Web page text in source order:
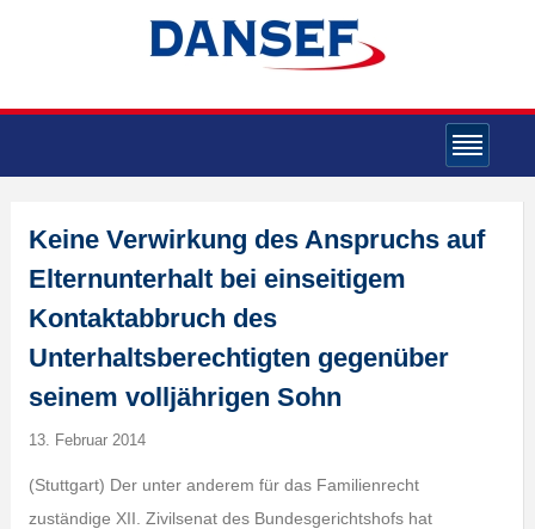
Keine Verwirkung des Anspruchs auf
Elternunterhalt bei einseitigem
Kontaktabbruch des
Unterhaltsberechtigten gegenüber
seinem volljährigen Sohn
13. Februar 2014
(Stuttgart) Der unter anderem für das Familienrecht
zuständige XII. Zivilsenat des Bundesgerichtshofs hat